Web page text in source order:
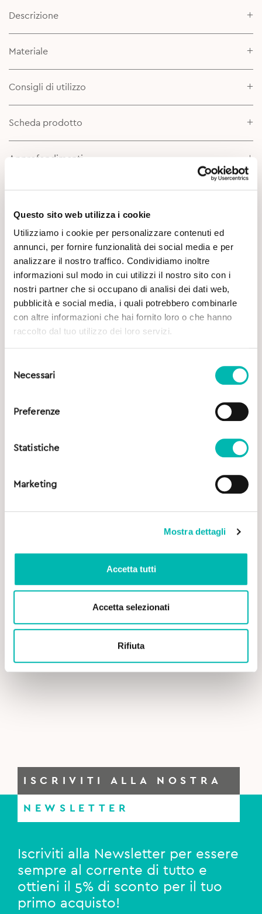
Questo sito web utilizza i cookie
Utilizziamo i cookie per personalizzare contenuti ed
annunci, per fornire funzionalità dei social media e per
analizzare il nostro traffico. Condividiamo inoltre
informazioni sul modo in cui utilizzi il nostro sito con i
nostri partner che si occupano di analisi dei dati web,
pubblicità e social media, i quali potrebbero combinarle
con altre informazioni che hai fornito loro o che hanno
raccolto dal tuo utilizzo dei loro servizi.
delNecessari
Preferenze
Statistiche
Marketing
Mostra dettagli
Accetta tutti
Accetta selezionati
Rifiuta
Descrizione
Materiale
Consigli di utilizzo
Scheda prodotto
Approfondimenti
Potrebbe Interessarti
13,90€
Original
13,90€.
13,00€
Current
13,00€.
Cariex Spray Dentale - 50 ml
ISCRIVITI ALLA NOSTRA
NEWSLETTER
Iscriviti alla Newsletter per essere
sempre al corrente di tutto e
ottieni il 5% di sconto per il tuo
primo acquisto!